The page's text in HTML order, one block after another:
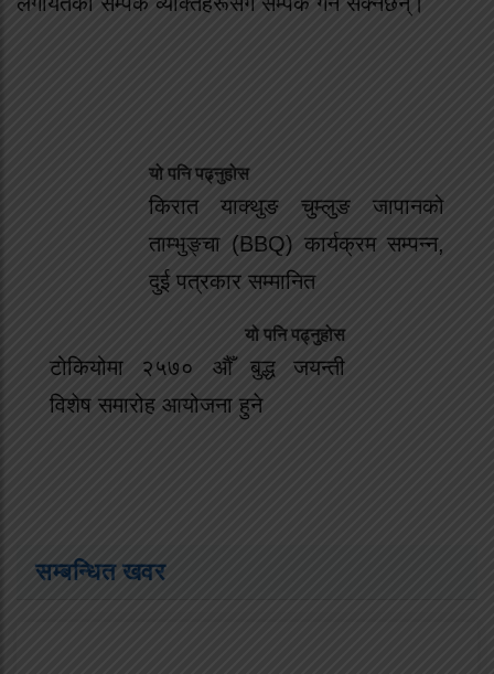
यो पनि पढ्नुहोस
किरात याक्थुङ चुम्लुङ जापानको
ताम्भुङ्चा (BBQ) कार्यक्रम सम्पन्न,
दुई पत्रकार सम्मानित
यो पनि पढ्नुहोस
टोकियोमा २५७० औँ बुद्ध जयन्ती
विशेष समारोह आयोजना हुने
सम्बन्धित खवर